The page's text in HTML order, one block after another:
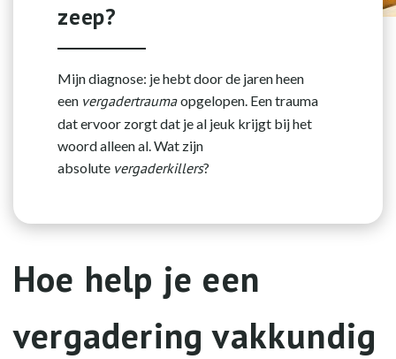
zeep?
Mijn diagnose: je hebt door de jaren heen
een vergadertraumaopgelopen. Een trauma
dat ervoor zorgt dat je al jeuk krijgt bij het
woord alleen al. Wat zijn
absolute vergaderkillers?
Hoe help je een
vergadering vakkundig